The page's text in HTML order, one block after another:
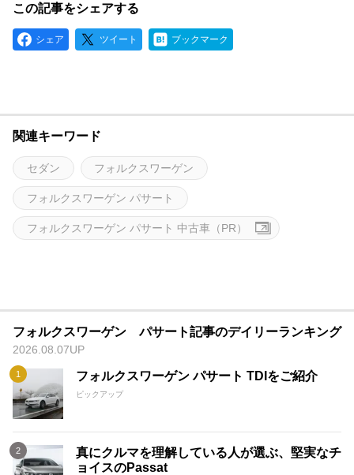
この記事をシェアする
シェア ツイート ブックマーク
関連キーワード
セダン フォルクスワーゲン
フォルクスワーゲン パサート
フォルクスワーゲン パサート 中古車（PR）
フォルクスワーゲン パサート記事のデイリーランキング
2026.08.07UP
フォルクスワーゲン パサート TDIをご紹介
ピックアップ
真にクルマを理解している人が選ぶ、堅実なチ
ョイスのPassat